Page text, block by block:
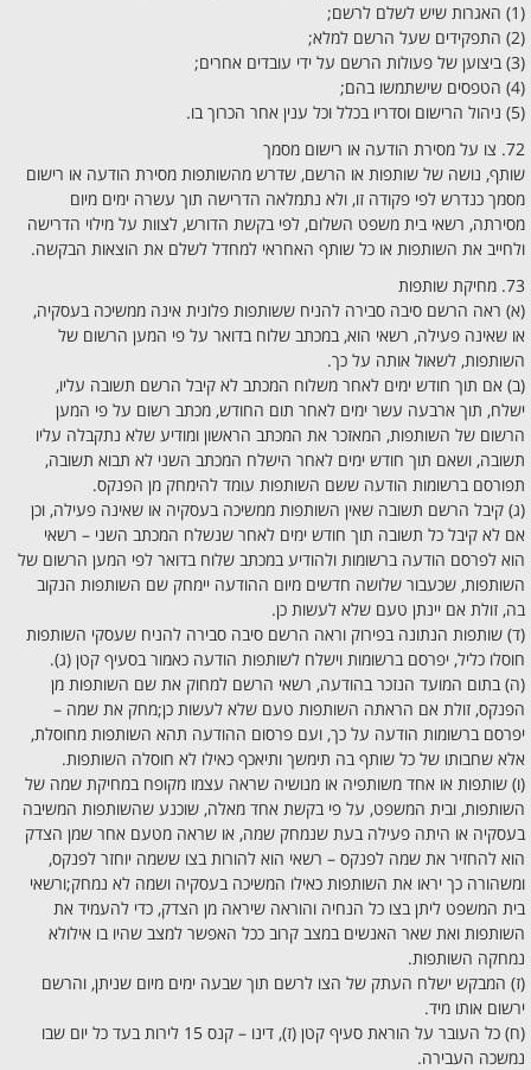
(1) האגרות שיש לשלם לרשם;
(2) התפקידים שעל הרשם למלא;
(3) ביצוען של פעולות הרשם על ידי עובדים אחרים;
(4) הטפסים שישתמשו בהם;
(5) ניהול הרישום וסדריו בכלל וכל ענין אחר הכרוך בו.
72. צו על מסירת הודעה או רישום מסמך
שותף, נושה של שותפות או הרשם, שדרש מהשותפות מסירת הודעה או רישום
מסמך כנדרש לפי פקודה זו, ולא נתמלאה הדרישה תוך עשרה ימים מיום
מסירתה, רשאי בית משפט השלום, לפי בקשת הדורש, לצוות על מילוי הדרישה
ולחייב את השותפות או כל שותף האחראי למחדל לשלם את הוצאות הבקשה.
73. מחיקת שותפות
(א) ראה הרשם סיבה סבירה להניח ששותפות פלונית אינה ממשיכה בעסקיה,
או שאינה פעילה, רשאי הוא, במכתב שלוח בדואר על פי המען הרשום של
השותפות, לשאול אותה על כך.
(ב) אם תוך חודש ימים לאחר משלוח המכתב לא קיבל הרשם תשובה עליו,
ישלח, תוך ארבעה עשר ימים לאחר תום החודש, מכתב רשום על פי המען
הרשום של השותפות, המאזכר את המכתב הראשון ומודיע שלא נתקבלה עליו
תשובה, ושאם תוך חודש ימים לאחר הישלח המכתב השני לא תבוא תשובה,
תפורסם ברשומות הודעה ששם השותפות עומד להימחק מן הפנקס.
(ג) קיבל הרשם תשובה שאין השותפות ממשיכה בעסקיה או שאינה פעילה, וכן
אם לא קיבל כל תשובה תוך חודש ימים לאחר שנשלח המכתב השני – רשאי
הוא לפרסם הודעה ברשומות ולהודיע במכתב שלוח בדואר לפי המען הרשום של
השותפות, שכעבור שלושה חדשים מיום ההודעה יימחק שם השותפות הנקוב
בה, זולת אם יינתן טעם שלא לעשות כן.
(ד) שותפות הנתונה בפירוק וראה הרשם סיבה סבירה להניח שעסקי השותפות
חוסלו כליל, יפרסם ברשומות וישלח לשותפות הודעה כאמור בסעיף קטן (ג).
(ה) בתום המועד הנזכר בהודעה, רשאי הרשם למחוק את שם השותפות מן
הפנקס, זולת אם הראתה השותפות טעם שלא לעשות כן;מחק את שמה –
יפרסם ברשומות הודעה על כך, ועם פרסום ההודעה תהא השותפות מחוסלת,
אלא שחבותו של כל שותף בה תימשך ותיאכף כאילו לא חוסלה השותפות.
(ו) שותפות או אחד משותפיה או מנושיה שראה עצמו מקופח במחיקת שמה של
השותפות, ובית המשפט, על פי בקשת אחד מאלה, שוכנע שהשותפות המשיבה
בעסקיה או היתה פעילה בעת שנמחק שמה, או שראה מטעם אחר שמן הצדק
הוא להחזיר את שמה לפנקס – רשאי הוא להורות בצו ששמה יוחזר לפנקס,
ומשהורה כך יראו את השותפות כאילו המשיכה בעסקיה ושמה לא נמחק;ורשאי
בית המשפט ליתן בצו כל הנחיה והוראה שיראה מן הצדק, כדי להעמיד את
השותפות ואת שאר האנשים במצב קרוב ככל האפשר למצב שהיו בו אילולא
נמחקה השותפות.
(ז) המבקש ישלח העתק של הצו לרשם תוך שבעה ימים מיום שניתן, והרשם
ירשום אותו מיד.
(ח) כל העובר על הוראת סעיף קטן (ז), דינו – קנס 15 לירות בעד כל יום שבו
נמשכה העבירה.